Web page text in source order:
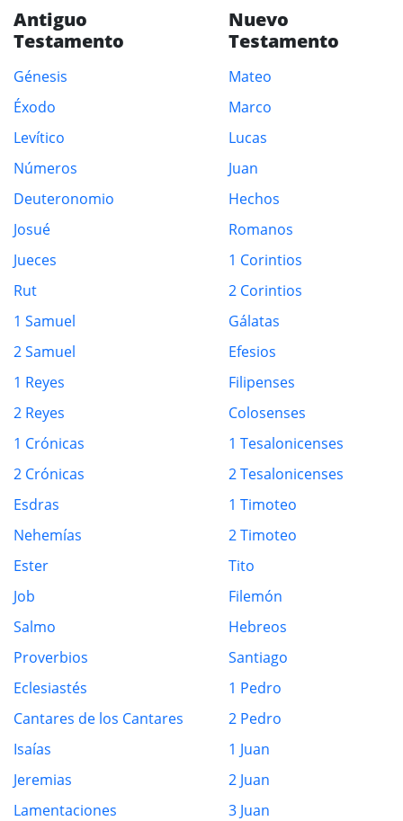
Antiguo
Testamento
Génesis
Éxodo
Levítico
Números
Deuteronomio
Josué
Jueces
Rut
1 Samuel
2 Samuel
1 Reyes
2 Reyes
1 Crónicas
2 Crónicas
Esdras
Nehemías
Ester
Job
Salmo
Proverbios
Eclesiastés
Cantares de los Cantares
Isaías
Jeremias
Lamentaciones
Nuevo
Testamento
Mateo
Marco
Lucas
Juan
Hechos
Romanos
1 Corintios
2 Corintios
Gálatas
Efesios
Filipenses
Colosenses
1 Tesalonicenses
2 Tesalonicenses
1 Timoteo
2 Timoteo
Tito
Filemón
Hebreos
Santiago
1 Pedro
2 Pedro
1 Juan
2 Juan
3 Juan